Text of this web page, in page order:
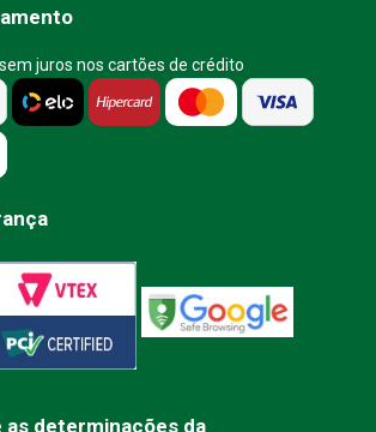
juros nos cartões de crédito
as determinações da